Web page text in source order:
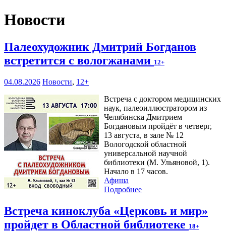
Новости
Палеохудожник Дмитрий Богданов
встретится с вологжанами 12+
04.08.2026 Новости, 12+
Встреча с доктором медицинских
наук, палеоиллюстратором из
Челябинска Дмитрием
Богдановым пройдёт в четверг,
13 августа, в зале № 12
Вологодской областной
универсальной научной
библиотеки (М. Ульяновой, 1).
Начало в 17 часов.
Афиша
Подробнее
Встреча киноклуба «Церковь и мир»
пройдет в Областной библиотеке 18+